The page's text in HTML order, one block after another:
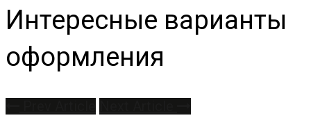
Интересные варианты
оформления